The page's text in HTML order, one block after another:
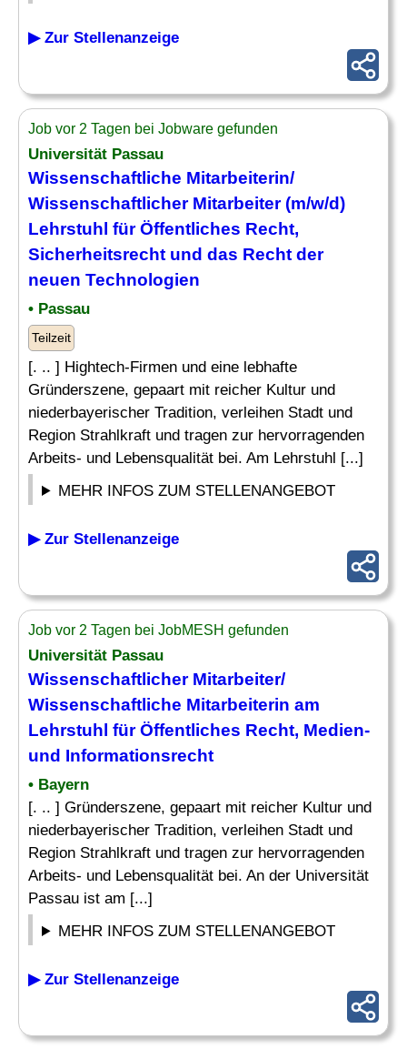
▶ Zur Stellenanzeige
Job vor 2 Tagen bei Jobware gefunden
Universität Passau
Wissenschaftliche Mitarbeiterin/
Wissenschaftlicher Mitarbeiter(m/w/d)
Lehrstuhl für Öffentliches Recht,
Sicherheitsrecht und das Recht der
neuen Technologien
• Passau
Teilzeit
[. .. ] Hightech-Firmen und eine lebhafte
Gründerszene, gepaart mit reicher Kultur und
niederbayerischer Tradition, verleihen Stadt und
Region Strahlkraft und tragen zur hervorragenden
Arbeits- und Lebensqualität bei. Am Lehrstuhl [...]
MEHR INFOS ZUM STELLENANGEBOT
▶ Zur Stellenanzeige
Job vor 2 Tagen bei JobMESH gefunden
Universität Passau
Wissenschaftlicher Mitarbeiter/
Wissenschaftliche Mitarbeiterin am
Lehrstuhl für Öffentliches Recht, Medien-
und Informationsrecht
• Bayern
[. .. ] Gründerszene, gepaart mit reicher Kultur und
niederbayerischer Tradition, verleihen Stadt und
Region Strahlkraft und tragen zur hervorragenden
Arbeits- und Lebensqualität bei. An der Universität
Passau ist am [...]
MEHR INFOS ZUM STELLENANGEBOT
▶ Zur Stellenanzeige